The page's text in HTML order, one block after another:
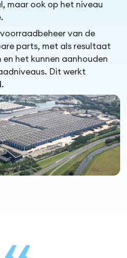
maar ook op het niveau
van de
parts, met als resultaat
en het kunnen aanhouden
Dit werkt